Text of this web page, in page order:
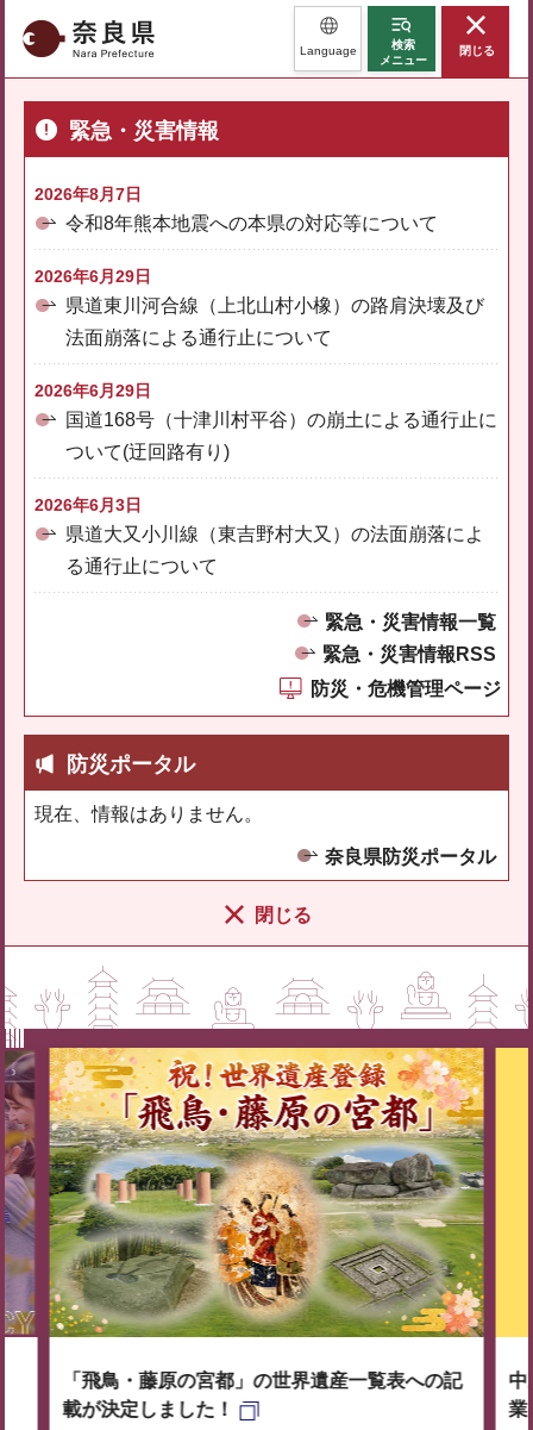
奈良県 Language
検索
メニュー
閉じる
緊急・災害情報
2026年8月7日
令和8年熊本地震への本県の対応等について
2026年6月29日
県道東川河合線（上北山村小橡）の路肩決壊及び
法面崩落による通行止について
2026年6月29日
国道168号（十津川村平谷）の崩土による通行止に
ついて(迂回路有り)
2026年6月3日
県道大又小川線（東吉野村大又）の法面崩落によ
る通行止について
緊急・災害情報一覧
緊急・災害情報RSS
防災・危機管理ページ
防災ポータル
現在、情報はありません。
奈良県防災ポータル
閉じる
「飛鳥・藤原の宮都」の世界遺産一覧表への記
載が決定しました！
中
業